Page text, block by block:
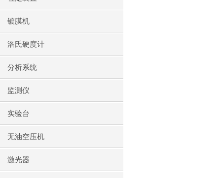
镀膜机
洛氏硬度计
分析系统
监测仪
实验台
无油空压机
激光器